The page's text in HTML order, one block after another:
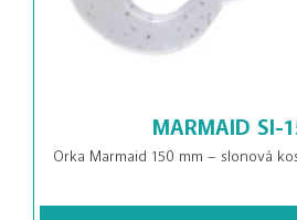
MARMAID SI-
Orka Marmaid 150 mm – slonová